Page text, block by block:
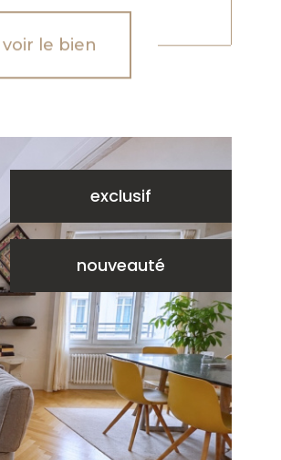
voir le bien
exclusif
nouveauté